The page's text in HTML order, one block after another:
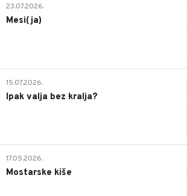
23.07.2026.
Mesi(ja)
15.07.2026.
Ipak valja bez kralja?
17.05.2026.
Mostarske kiše